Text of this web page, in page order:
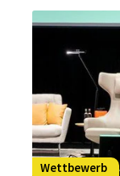
im
exzellente
Gesundheit,
überzeugen.
Wettbewerb